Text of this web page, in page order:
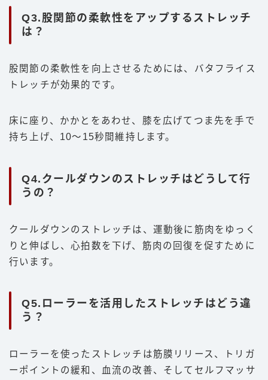
Q3.股関節の柔軟性をアップするストレッチ
は？
股関節の柔軟性を向上させるためには、バタフライス
トレッチが効果的です。
床に座り、かかとをあわせ、膝を広げてつま先を手で
持ち上げ、10〜15秒間維持します。
Q4.クールダウンのストレッチはどうして行
うの？
クールダウンのストレッチは、運動後に筋肉をゆっく
りと伸ばし、心拍数を下げ、筋肉の回復を促すために
行います。
Q5.ローラーを活用したストレッチはどう違
う？
ローラーを使ったストレッチは筋膜リリース、トリガ
ーポイントの緩和、血流の改善、そしてセルフマッサ